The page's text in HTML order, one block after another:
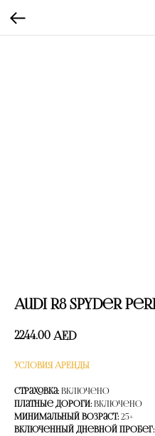
Audi R8 Spyder
2244.00 AED
УСЛОВИЯ АРЕНДЫ
Страховка: Включено
Платные дороги: Включено
Минимальный возраст: 25+
Включенный дневной пробег: